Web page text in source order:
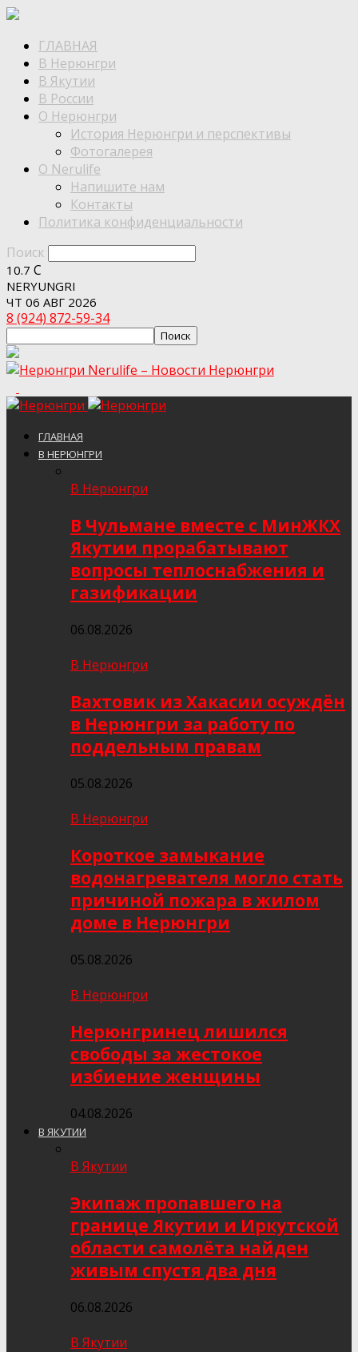
ГЛАВНАЯ
В Нерюнгри
В Якутии
В России
О Нерюнгри
История Нерюнгри и перспективы
Фотогалерея
О Nerulife
Напишите нам
Контакты
Политика конфиденциальности
Поиск
10.7 C
NERYUNGRI
ЧТ 06 АВГ 2026
8 (924) 872-59-34
Nerulife – Новости Нерюнгри
ГЛАВНАЯ
В НЕРЮНГРИ
В Нерюнгри
В Чульмане вместе с МинЖКХ
Якутии прорабатывают
вопросы теплоснабжения и
газификации
06.08.2026
В Нерюнгри
Вахтовик из Хакасии осуждён
в Нерюнгри за работу по
поддельным правам
05.08.2026
В Нерюнгри
Короткое замыкание
водонагревателя могло стать
причиной пожара в жилом
доме в Нерюнгри
05.08.2026
В Нерюнгри
Нерюнгринец лишился
свободы за жестокое
избиение женщины
04.08.2026
В ЯКУТИИ
В Якутии
Экипаж пропавшего на
границе Якутии и Иркутской
области самолёта найден
живым спустя два дня
06.08.2026
В Якутии